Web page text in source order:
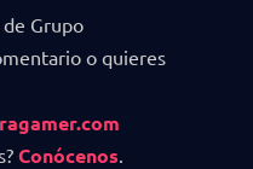
Grupo
o quieres
Conócenos